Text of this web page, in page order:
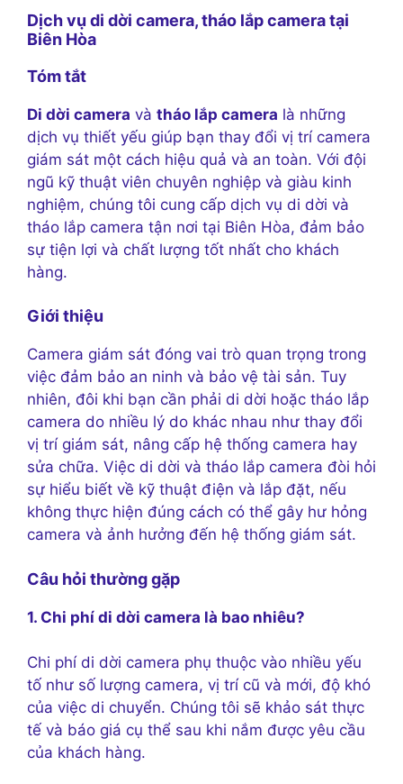
Dịch vụ di dời camera, tháo lắp camera tại
Biên Hòa
Tóm tắt
Di dời camera và tháo lắp camera là những
dịch vụ thiết yếu giúp bạn thay đổi vị trí camera
giám sát một cách hiệu quả và an toàn. Với đội
ngũ kỹ thuật viên chuyên nghiệp và giàu kinh
nghiệm, chúng tôi cung cấp dịch vụ di dời và
tháo lắp camera tận nơi tại Biên Hòa, đảm bảo
sự tiện lợi và chất lượng tốt nhất cho khách
hàng.
Giới thiệu
Camera giám sát đóng vai trò quan trọng trong
việc đảm bảo an ninh và bảo vệ tài sản. Tuy
nhiên, đôi khi bạn cần phải di dời hoặc tháo lắp
camera do nhiều lý do khác nhau như thay đổi
vị trí giám sát, nâng cấp hệ thống camera hay
sửa chữa. Việc di dời và tháo lắp camera đòi hỏi
sự hiểu biết về kỹ thuật điện và lắp đặt, nếu
không thực hiện đúng cách có thể gây hư hỏng
camera và ảnh hưởng đến hệ thống giám sát.
Câu hỏi thường gặp
1. Chi phí di dời camera là bao nhiêu?
Chi phí di dời camera phụ thuộc vào nhiều yếu
tố như số lượng camera, vị trí cũ và mới, độ khó
của việc di chuyển. Chúng tôi sẽ khảo sát thực
tế và báo giá cụ thể sau khi nắm được yêu cầu
của khách hàng.